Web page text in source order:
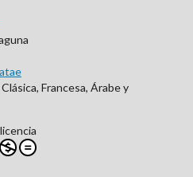
Francesa, Árabe y